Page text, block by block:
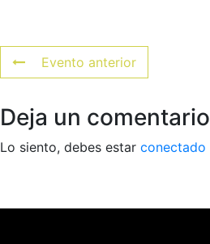
Evento anterior
Deja un comentario
Lo siento, debes estar conectado